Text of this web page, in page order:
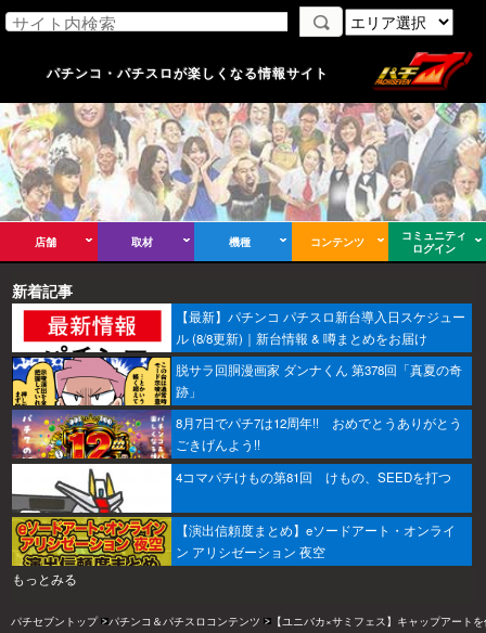
パチンコ・パチスロが楽しくなる情報サイト
店舗 取材 機種 コンテンツ
コミュニティ
ログイン
新着記事
【最新】パチンコ パチスロ新台導入日スケジュー
ル (8/8更新)｜新台情報 & 噂まとめをお届け
脱サラ回胴漫画家 ダンナくん 第378回「真夏の奇
跡」
8月7日でパチ7は12周年!! おめでとうありがとう
ごきげんよう!!
4コマパチけもの第81回 けもの、SEEDを打つ
【演出信頼度まとめ】eソードアート・オンライ
ン アリシゼーション 夜空
もっとみる
パチセブントップ パチンコ＆パチスロコンテンツ 【ユニバカ×サミフェス】キャップアート